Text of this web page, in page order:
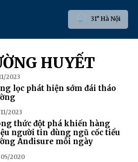
31° Hà Nội
HUYẾT
2023
lọc phát hiện sớm đái tháo
2023
thức đột phá khiến hàng
người tin dùng ngũ cốc tiểu
Andisure mỗi ngày
2020